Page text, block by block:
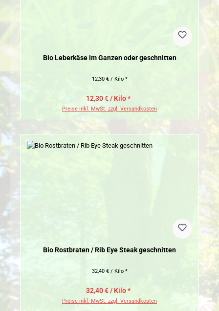
Bio Leberkäse im Ganzen oder geschnitten
12,30 € / Kilo *
12,30 € / Kilo *
Preise inkl. MwSt. zzgl. Versandkosten
Bio Rostbraten / Rib Eye Steak geschnitten
32,40 € / Kilo *
32,40 € / Kilo *
Preise inkl. MwSt. zzgl. Versandkosten